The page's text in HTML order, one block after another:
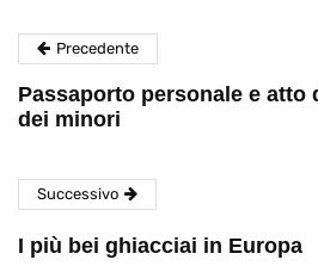
Precedente
Passaporto personale e atto
dei minori
Successivo
I più bei ghiacciai in Europa